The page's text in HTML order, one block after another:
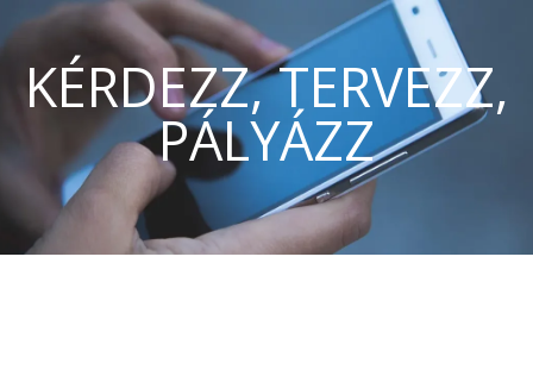
KÉRDEZZ, TERVEZZ,
PÁLYÁZZ